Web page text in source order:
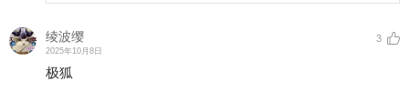
绫波缨
2025年10月8日
3
极狐